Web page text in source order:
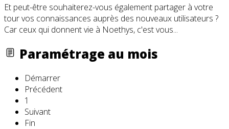
Et peut-être souhaiterez-vous également partager à votre
tour vos connaissances auprès des nouveaux utilisateurs ?
Car ceux qui donnent vie à Noethys, c'est vous...
Paramétrage au mois
Démarrer
Précédent
1
Suivant
Fin